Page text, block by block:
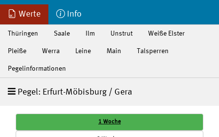
Werte Info
Thüringen Saale Ilm Unstrut Weiße Elster
Pleiße Werra Leine Main Talsperren
Pegelinformationen
Pegel: Erfurt-Möbisburg / Gera
1 Woche